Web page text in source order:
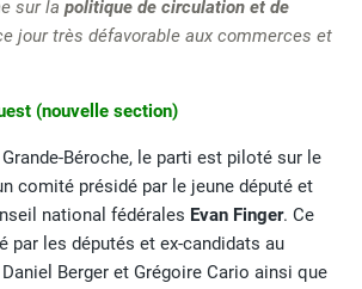
sur la politique de circulation et de
jour très défavorable aux commerces et
(nouvelle section)
Béroche, le parti est piloté sur le
comité présidé par le jeune député et
national fédérales Evan Finger. Ce
par les députés et ex-candidats au
Berger et Grégoire Cario ainsi que